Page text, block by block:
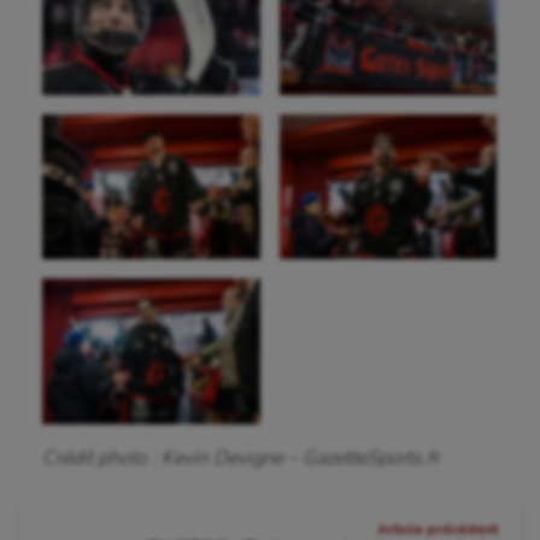
Crédit photo : Kevin Devigne – GazetteSports.fr
Article précédent